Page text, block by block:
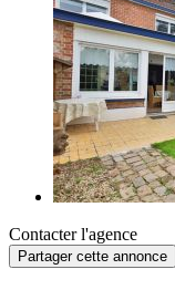
Contacter l'agence
Partager cette annonce